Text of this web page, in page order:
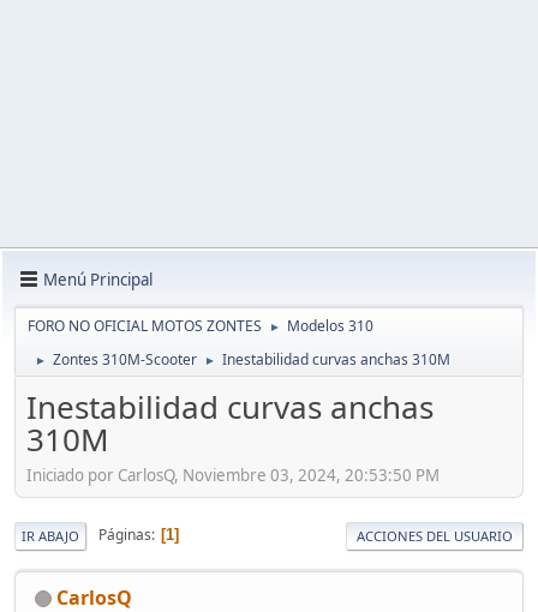
Menú Principal
FORO NO OFICIAL MOTOS ZONTES ► Modelos 310
► Zontes 310M-Scooter ► Inestabilidad curvas anchas 310M
Inestabilidad curvas anchas
310M
Iniciado por CarlosQ, Noviembre 03, 2024, 20:53:50 PM
IR ABAJO Páginas 1 ACCIONES DEL USUARIO
CarlosQ